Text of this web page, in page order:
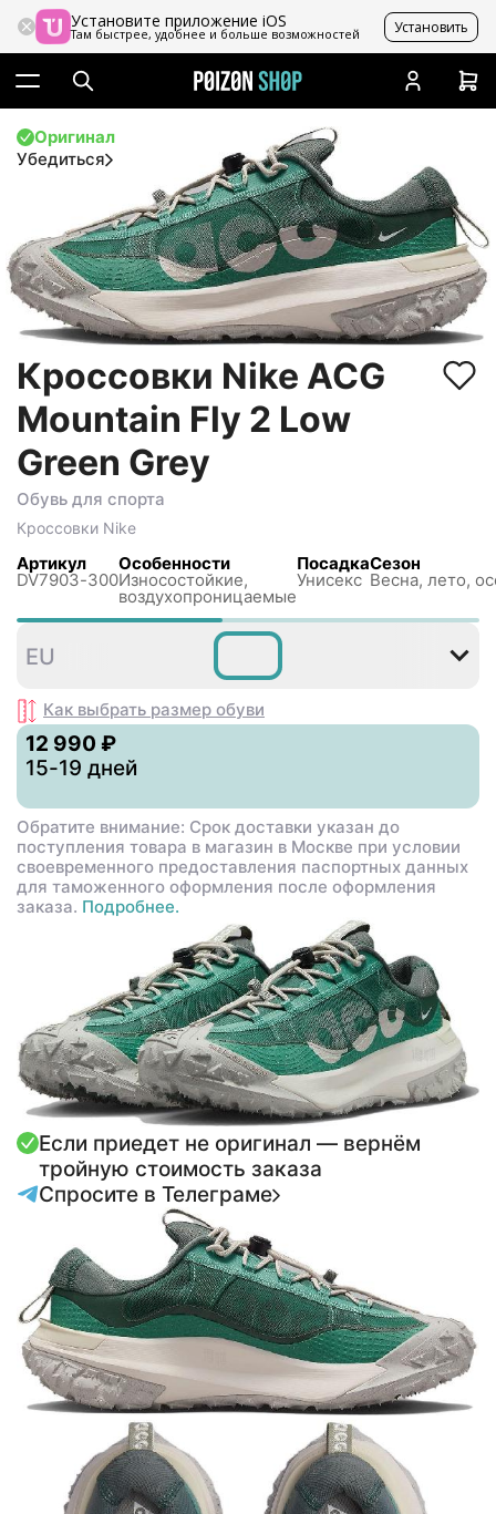
Установите приложение iOS
Там быстрее, удобнее и больше возможностей Установить
Оригинал
Убедиться
Кроссовки Nike ACG
Mountain Fly 2 Low
Green Grey
Обувь для спорта
Кроссовки Nike
Артикул
DV7903-300
Особенности
Износостойкие,
воздухопроницаемые
Посадка
Унисекс
Сезон
Весна, лето,
39
EU
Как выбрать размер обуви
12 990 ₽
15-19 дней
Обратите внимание: Срок доставки указан до
поступления товара в магазин в Москве при условии
своевременного предоставления паспортных данных
для таможенного оформления после оформления
заказа. Подробнее.
Если приедет не оригинал — вернём
тройную стоимость заказа
Спросите в Телеграме